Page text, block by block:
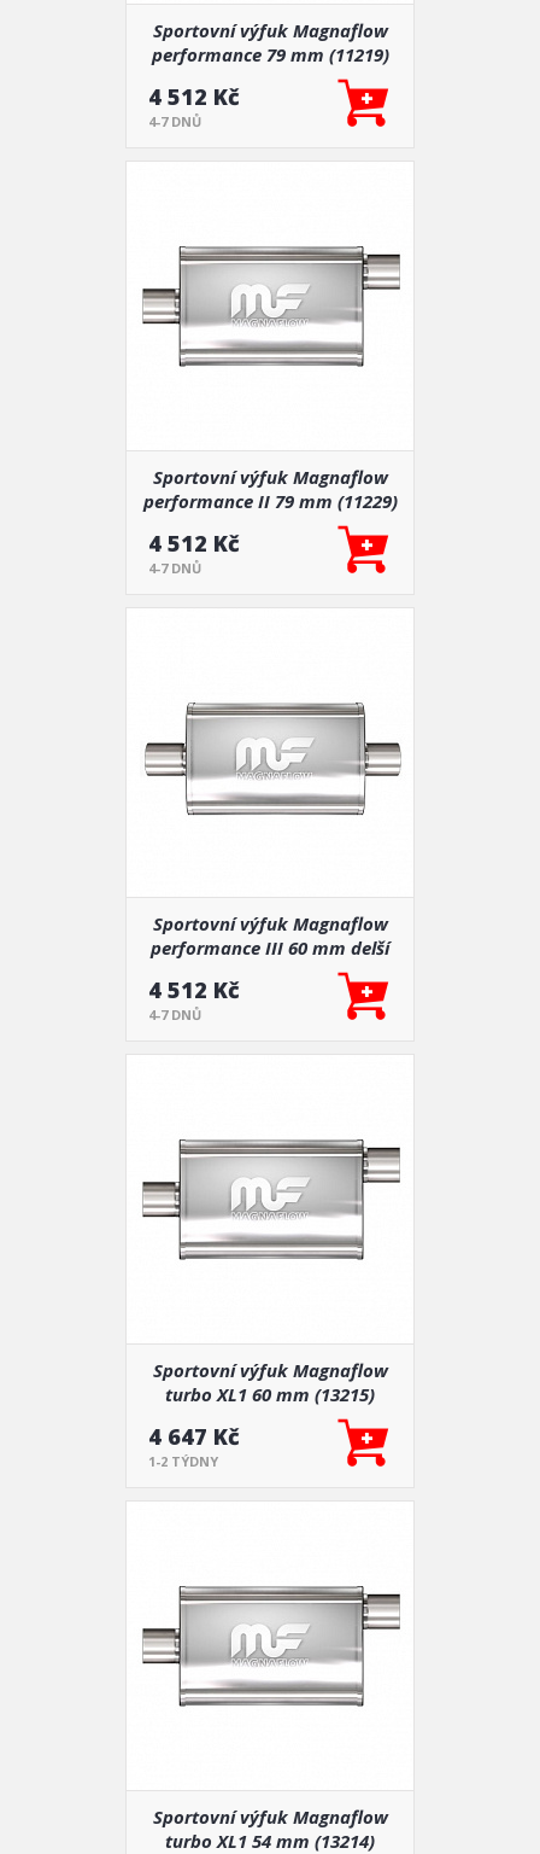
Sportovní výfuk Magnaflow
performance 79 mm (11219)
4 512 Kč
4-7 DNŮ
Sportovní výfuk Magnaflow
performance II 79 mm (11229)
4 512 Kč
4-7 DNŮ
Sportovní výfuk Magnaflow
performance III 60 mm delší
4 512 Kč
4-7 DNŮ
Sportovní výfuk Magnaflow
turbo XL1 60 mm (13215)
4 647 Kč
1-2 TÝDNY
Sportovní výfuk Magnaflow
turbo XL1 54 mm (13214)